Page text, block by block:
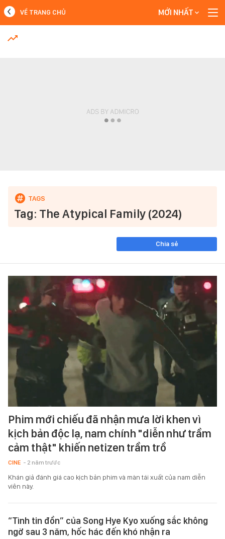
MỚI NHẤT
VỀ TRANG CHỦ MỚI NHẤT
Tag: The Atypical Family (2024)
Chia sẻ
Phim mới chiếu đã nhận mưa lời khen vì
kịch bản độc lạ, nam chính "diễn như trầm
cảm thật" khiến netizen trầm trồ
CINE - 2 năm trước
Khán giả đánh giá cao kịch bản phim và màn tái xuất của nam diễn
viên này.
“Tình tin đồn” của Song Hye Kyo xuống sắc không
ngờ sau 3 năm, hốc hác đến khó nhận ra